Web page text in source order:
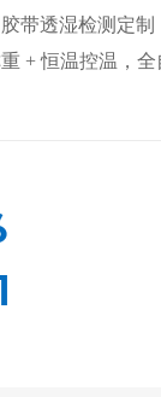
带透湿检测定制
+ 恒温控温，